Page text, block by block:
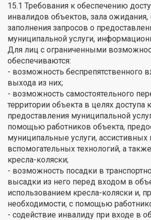
15.1 Требования к обеспечению
инвалидов объектов, зала ожидания,
заполнения запросов о
муниципальной услуги,
Для лиц с ограниченными
обеспечиваются:
- возможность беспрепятственного
выхода из них;
- возможность самостоятельного
территории объекта в целях доступа
предоставления муниципальной
помощью работников объекта,
муниципальные услуги, ассистивных
вспомогательных технологий, а
кресла-коляски;
- возможность посадки в
высадки из него перед входом в
использованием кресла-коляски и,
необходимости, с помощью
- содействие инвалиду при входе в